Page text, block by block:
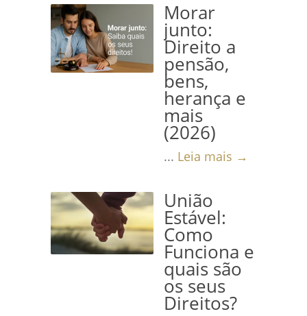
Morar
junto:
Direito a
pensão,
bens,
herança e
mais
(2026)
... Leia mais →
União
Estável:
Como
Funciona e
quais são
os seus
Direitos?